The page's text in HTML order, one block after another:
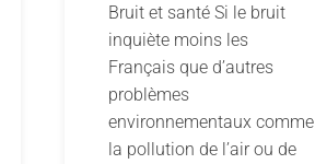
Bruit et santé Si le bruit
inquiète moins les
Français que d’autres
problèmes
environnementaux comme
la pollution de l’air ou de